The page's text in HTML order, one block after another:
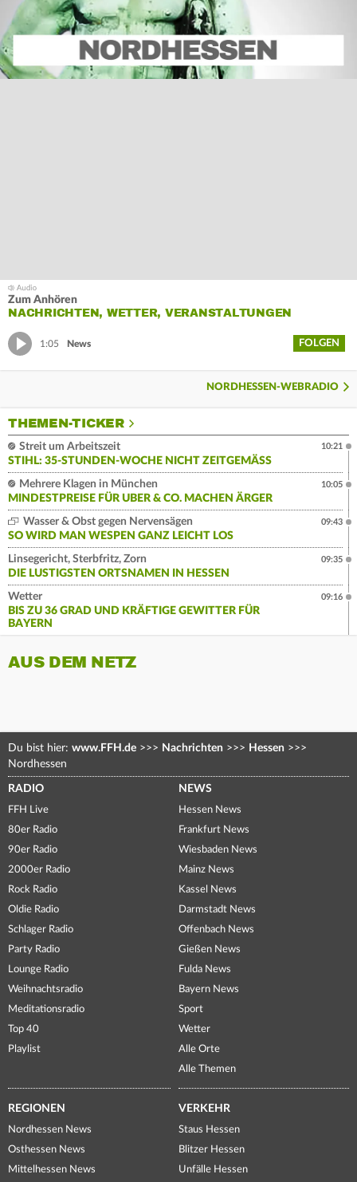
Zum Anhören
NACHRICHTEN, WETTER, VERANSTALTUNGEN
1:05 News FOLGEN
NORDHESSEN-WEBRADIO
THEMEN-TICKER
Streit um Arbeitszeit
STIHL: 35-STUNDEN-WOCHE NICHT ZEITGEMÄSS
10:21
Mehrere Klagen in München
MINDESTPREISE FÜR UBER & CO. MACHEN ÄRGER
10:05
Wasser & Obst gegen Nervensägen
SO WIRD MAN WESPEN GANZ LEICHT LOS
09:43
Linsegericht, Sterbfritz, Zorn
DIE LUSTIGSTEN ORTSNAMEN IN HESSEN
09:35
Wetter
BIS ZU 36 GRAD UND KRÄFTIGE GEWITTER FÜR
BAYERN
09:16
AUS DEM NETZ
Du bist hier: www.FFH.de >>> Nachrichten >>> Hessen >>>
Nordhessen
RADIO
FFH Live
80er Radio
90er Radio
2000er Radio
Rock Radio
Oldie Radio
Schlager Radio
Party Radio
Lounge Radio
Weihnachtsradio
Meditationsradio
Top 40
Playlist
NEWS
Hessen News
Frankfurt News
Wiesbaden News
Mainz News
Kassel News
Darmstadt News
Offenbach News
Gießen News
Fulda News
Bayern News
Sport
Wetter
Alle Orte
Alle Themen
REGIONEN
Nordhessen News
Osthessen News
Mittelhessen News
VERKEHR
Staus Hessen
Blitzer Hessen
Unfälle Hessen